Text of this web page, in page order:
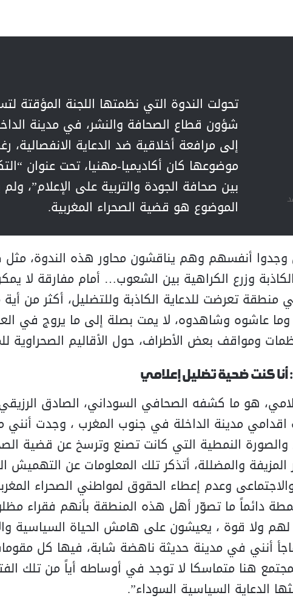
تحولت الندوة التي نظمتها اللجنة المؤقتة
شؤون قطاع الصحافة والنشر، في مدينة
إلى مرافعة أخلاقية ضد الدعاية الانفصالية،
موضوعها كان أكاديميا-مهنيا، تحت عنوان
بين صحافة الجودة والتربية على الإعلام”،
الموضوع هو قضية الصحراء المغربية.
وجدوا أنفسهم وهم يناقشون محاور هذه الندوة،
الكاذبة وزرع الكراهية بين الشعوب… أمام مفارقة لا
تعرضت للدعاية الكاذبة وللتضليل، أكثر من
وما عاشوه وشاهدوه، لا يمت بصلة إلى ما يروج في
ومواقف بعض الأطراف، حول الأقاليم الصحراوية
كنت ضحية تضليل إعلامي
هو ما كشفه الصحافي السوداني، الصادق
اقدامي مدينة الداخلة في جنوب المغرب ، وجدت أنني
والصورة النمطية التي كانت تصنع وترسخ عن قضية
المزيفة والمضللة، أتذكر تلك المعلومات عن التهميش
وعدم إعطاء الحقوق لمواطني الصحراء
دائماً ما تصوّر أهل هذه المنطقة بأنهم فقراء
ولا قوة ، يعيشون على هامش الحياة السياسية
أنني في مدينة حديثة ناهضة شابة، فيها كل
هنا متماسكا لا توجد في أوساطه أياً من تلك
الدعاية السياسية السوداء”.